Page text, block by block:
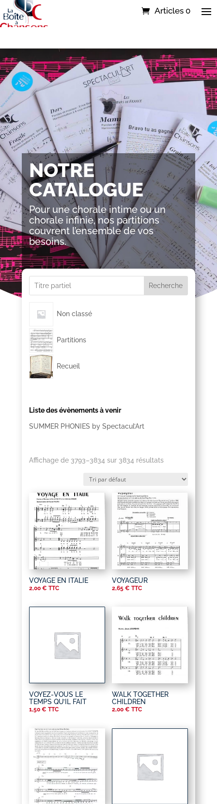
Articles 0
NOTRE
CATALOGUE
Pour une chorale intime ou un
chorale infinie, nos partitions
couvrent l’ensemble de vos
besoins.
Recherche
Non classé
Partitions
Recueil
Liste des évènements à venir
SUMMER PHONIES by Spectacul’Art
Affichage de 3793–3834 sur 3834 résultats
VOYAGE EN ITALIE
2,00 € TTC
VOYAGEUR
2,65 € TTC
VOYEZ-VOUS LE
TEMPS QU’IL FAIT
1,50 € TTC
WALK TOGETHER
CHILDREN
2,00 € TTC